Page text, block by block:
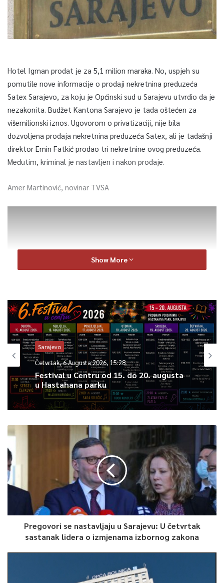
Hotel Igman prodat je za 5,1 milion maraka. No, uspjeh su
pomutile nove informacije o prodaji nekretnina preduzeća
Satex Sarajevo, za koju je Općinski sud u Sarajevu utvrdio da je
nezakonita. Budžet Kantona Sarajevo je tada oštećen za
višemilionski iznos. Ugovorom o privatizaciji, nije bila
dozvoljena prodaja nekretnina preduzeća Satex, ali je tadašnji
direktor Emin Fatkić prodao tri nekretnine ovog preduzeća.
Međutim, kriminal je nastavljen i nakon prodaje.
Amer Martinović, novinar TVSA
0
Article Rating
Show More
Sarajevo
Četvrtak, 6 Augusta 2026, 15:28
Festival u Centru od 15. do 20. augusta
u Hastahana parku
Pregovori se nastavljaju u Sarajevu: U četvrtak
sastanak lidera o izmjenama izbornog zakona